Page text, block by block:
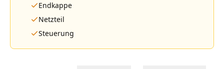
Endkappe
Netzteil
Steuerung